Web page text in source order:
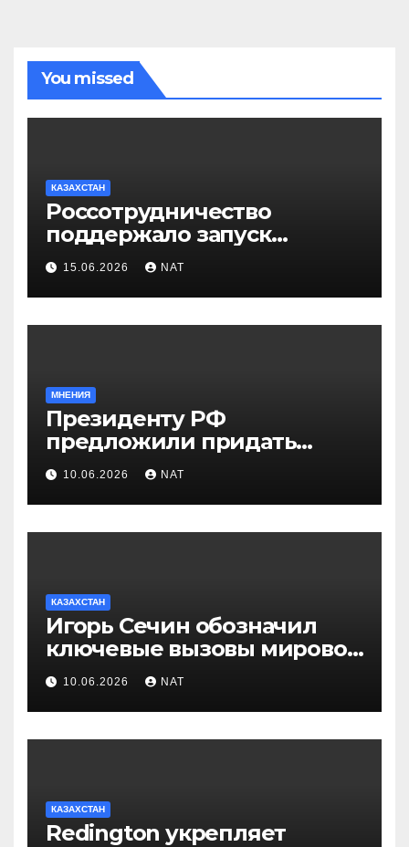
You missed
КАЗАХСТАН
Россотрудничество
поддержало запуск
инклюзивного таксопарка в
Западно-Казахстанской
области
15.06.2026 NAT
МНЕНИЯ
Президенту РФ
предложили придать
празднику Навруз
общенациональный статус
10.06.2026 NAT
КАЗАХСТАН
Игорь Сечин обозначил
ключевые вызовы мировой
энергетики и экономики
10.06.2026 NAT
КАЗАХСТАН
Redington укрепляет